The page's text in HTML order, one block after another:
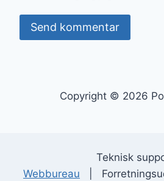
Copyright © 2026
Teknisk
Webbureau |